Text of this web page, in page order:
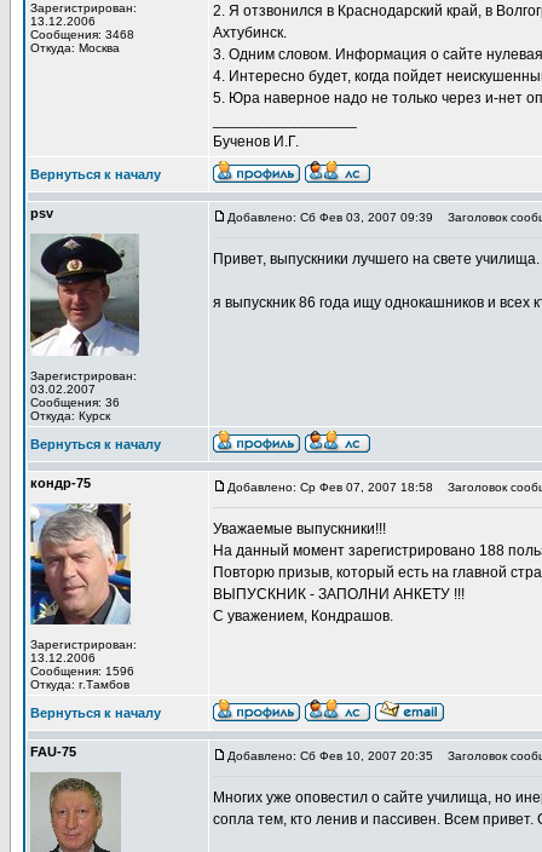
Зарегистрирован:
13.12.2006
Сообщения: 3468
Откуда: Москва
2. Я отзвонился в Краснодарский край, в
Ахтубинск.
3. Одним словом. Информация о сайте
4. Интересно будет, когда пойдет
5. Юра наверное надо не только через и-нет
Бученов И.Г.
Вернуться к началу
psv
Зарегистрирован:
03.02.2007
Сообщения: 36
Откуда: Курск
Добавлено: Сб Фев 03, 2007 09:39 Заголовок
Привет, выпускники лучшего на свете
я выпускник 86 года ищу однокашников и всех
Вернуться к началу
кондр-75
Зарегистрирован:
13.12.2006
Сообщения: 1596
Откуда: г.Тамбов
Добавлено: Ср Фев 07, 2007 18:58 Заголовок
Уважаемые выпускники!!!
На данный момент зарегистрировано 188
Повторю призыв, который есть на главной
ВЫПУСКНИК - ЗАПОЛНИ АНКЕТУ !!!
С уважением, Кондрашов.
Вернуться к началу
FAU-75 Добавлено: Сб Фев 10, 2007 20:35 Заголовок
Многих уже оповестил о сайте училища, но
сопла тем, кто ленив и пассивен. Всем